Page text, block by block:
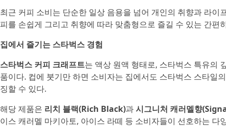
최근 커피 소비는 단순한 일상 음용을 넘어 개인의 취향과 라
피를 손쉽게 그리고 취향에 따라 맞춤형으로 즐길 수 있는 간
집에서 즐기는 스타벅스 경험
스타벅스 커피 크래프트는 액상 원액 형태로, 스타벅스 특유의
품이다. 컵에 붓기만 하면 소비자는 집에서도 스타벅스 스타일
징할 수 있다.
해당 제품은 리치 블랙(Rich Black)과시그니처 캐러멜향
이스 캐러멜 마키아토, 아이스 라떼 등 소비자들이 선호하는